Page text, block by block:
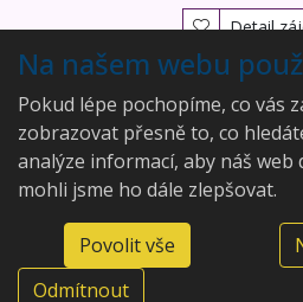
Detail
©2026 Aleš Rajský
Na našem webu
Pokud lépe pochopíme, co vás
zobrazovat přesně to, co
analýze informací, aby náš
mohli jsme ho dále zlepšovat.
Povolit vše
Odmítnout